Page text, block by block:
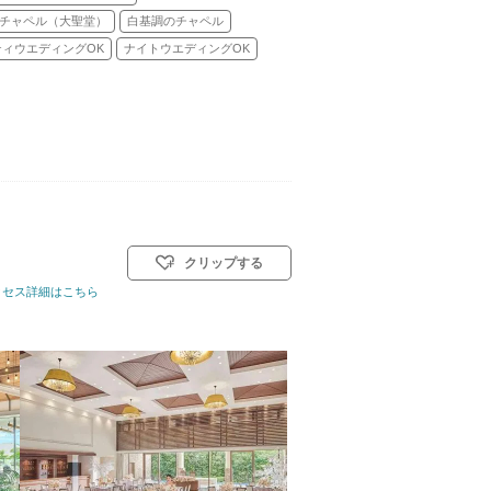
ャペル（大聖堂） 白基調のチャペル
ウエディングOK ナイトウエディングOK
リスト教式)／神前式／人前式／和装人前式
ス詳細はこちら
クリップする